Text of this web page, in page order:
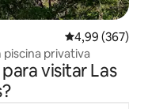
4,99 de uma
4,99 (367)
piscina privativa
visitar Las